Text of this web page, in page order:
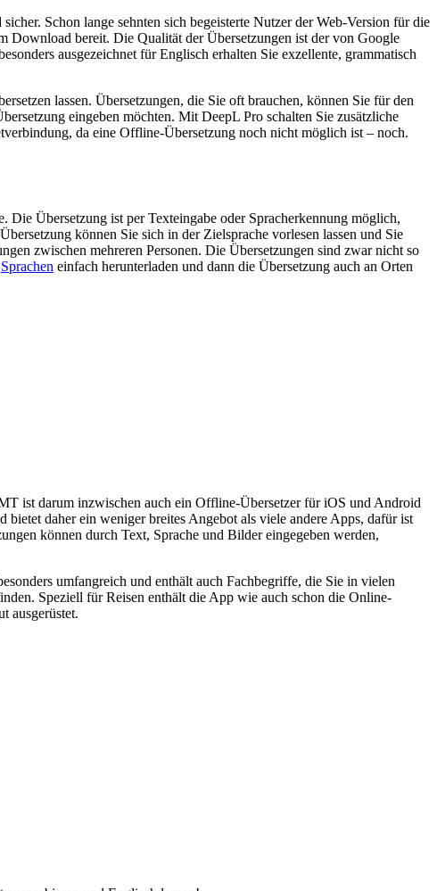
Schon lange sehnten sich begeisterte Nutzer der Web-Version für die
Download bereit. Die Qualität der Übersetzungen ist der von Google
ausgezeichnet für Englisch erhalten Sie exzellente, grammatisch
lassen. Übersetzungen, die Sie oft brauchen, können Sie für den
eingeben möchten. Mit DeepL Pro schalten Sie zusätzliche
da eine Offline-Übersetzung noch nicht möglich ist – noch.
Übersetzung ist per Texteingabe oder Spracherkennung möglich,
können Sie sich in der Zielsprache vorlesen lassen und Sie
zwischen mehreren Personen. Die Übersetzungen sind zwar nicht so
Sprachen einfach herunterladen und dann die Übersetzung auch an Orten
ist darum inzwischen auch ein Offline-Übersetzer für iOS und Android
daher ein weniger breites Angebot als viele andere Apps, dafür ist
können durch Text, Sprache und Bilder eingegeben werden,
umfangreich und enthält auch Fachbegriffe, die Sie in vielen
Speziell für Reisen enthält die App wie auch schon die Online-
ausgerüstet.